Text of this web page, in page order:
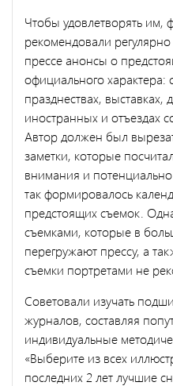
Чтобы удовлетворять им,
рекомендовали
прессе анонсы о
официального характера:
празднествах,
иностранных и отъездах
Автор должен был
заметки, которые
внимания и
так формировалось
предстоящих съемок.
съемками, которые в
перегружают прессу, а
съемки портретами не
Советовали изучать
журналов, составляя
индивидуальные
«Выберите из всех
последних 2 лет лучшие